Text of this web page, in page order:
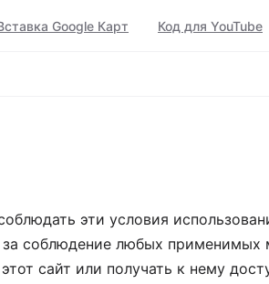
Google Карт Код для YouTube
эти условия
соблюдение любых применимых
сайт или получать к нему